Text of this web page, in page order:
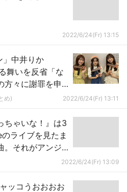
2022/6/24(Fr) 13:15
」中井りか
舞いを反省「な
方々に謝罪を申
め) 2022/6/24(Fr) 13:11
ちゃいな！』は3
ライブを見たま
。それがアンジ
2022/6/24(Fr) 13:09
ッコうおおおお